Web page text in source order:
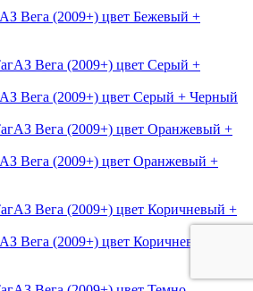
Вега (2009+) цвет Бежевый +
Вега (2009+) цвет Серый + Черный
Вега (2009+) цвет Оранжевый +
Вега (2009+) цвет Коричневый +